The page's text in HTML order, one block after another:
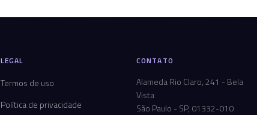
LEGAL
Termos de uso
Política de privacidade
CONTATO
Alameda Rio Claro, 241 - Bela
Vista
São Paulo - SP, 01332-010